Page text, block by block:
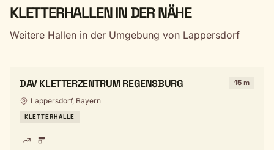
KLETTERHALLEN IN DER NÄHE
Weitere Hallen in der Umgebung von Lappersdorf
DAV KLETTERZENTRUM REGENSBURG 15 m
Lappersdorf, Bayern
KLETTERHALLE